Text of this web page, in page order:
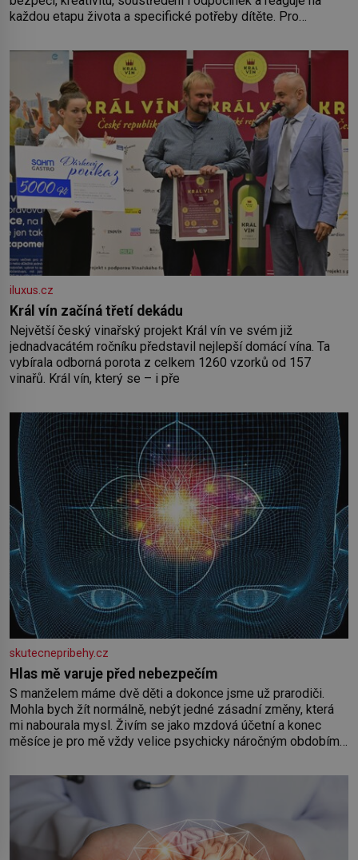
každou etapu života a specifické potřeby dítěte. Pro
by pokoj miminka měl působit především klidně a útulně.
Předškolní věk je
iluxus.cz
Král vín začíná třetí dekádu
Největší český vinařský projekt Král vín ve svém již
jednadvacátém ročníku představil nejlepší domácí vína. Ta
vybírala odborná porota z celkem 1260 vzorků od 157
vinařů. Král vín, který se – i pře
skutecnepribehy.cz
Hlas mě varuje před nebezpečím
S manželem máme dvě děti a dokonce jsme už prarodiči.
Mohla bych žít normálně, nebýt jedné zásadní změny, která
mi nabourala mysl. Živím se jako mzdová účetní a konec
měsíce je pro mě vždy velice psychicky náročným obdobím.
o pomoc, co se hlídání týče. Dalo by se